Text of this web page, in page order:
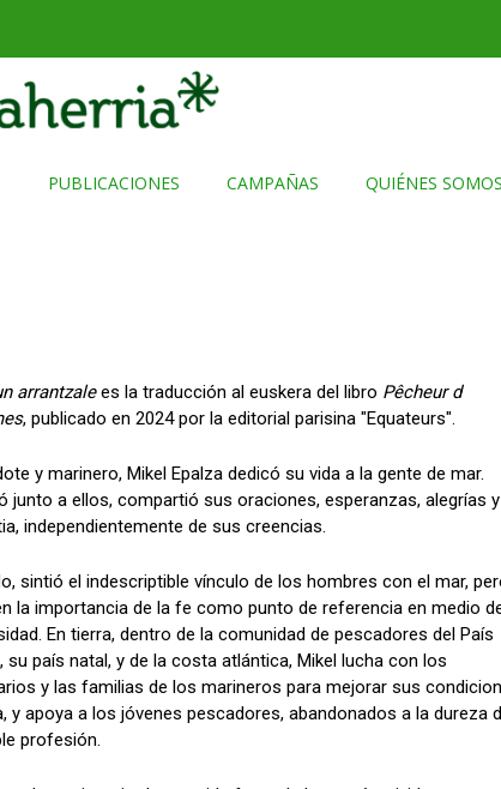
PUBLICACIONES CAMPAÑAS QUIÉNES SOMOS
arrantzalees la traducción al euskera del libro Pêcheur d
, publicado en 2024 por la editorial parisina "Equateurs".
y marinero, Mikel Epalza dedicó su vida a la gente de mar.
junto a ellos, compartió sus oraciones, esperanzas, alegrías y
independientemente de sus creencias.
sintió el indescriptible vínculo de los hombres con el mar,
la importancia de la fe como punto de referencia en medio
En tierra, dentro de la comunidad de pescadores del País
su país natal, y de la costa atlántica, Mikel lucha con los
y las familias de los marineros para mejorar sus
y apoya a los jóvenes pescadores, abandonados a la dureza
profesión.